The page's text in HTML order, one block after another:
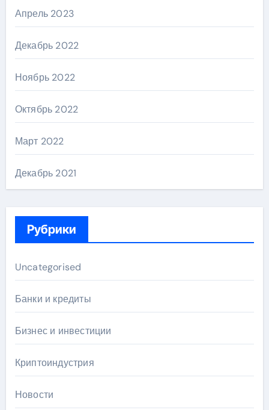
Апрель 2023
Декабрь 2022
Ноябрь 2022
Октябрь 2022
Март 2022
Декабрь 2021
Рубрики
Uncategorised
Банки и кредиты
Бизнес и инвестиции
Криптоиндустрия
Новости